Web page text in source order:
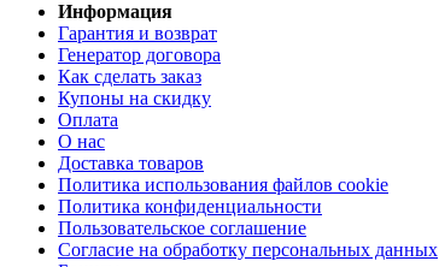
Информация
Гарантия и возврат
Генератор договора
Как сделать заказ
Купоны на скидку
Оплата
О нас
Доставка товаров
Политика использования файлов cookie
Политика конфиденциальности
Пользовательское соглашение
Согласие на обработку персональных данных